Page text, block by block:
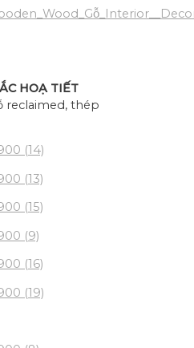
HOẠ TIẾT
reclaimed, thép